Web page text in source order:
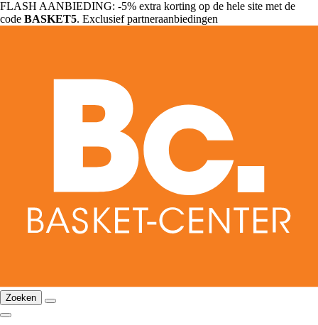
FLASH AANBIEDING: -5% extra korting op de hele site met de
code BASKET5. Exclusief partneraanbiedingen
Zoeken